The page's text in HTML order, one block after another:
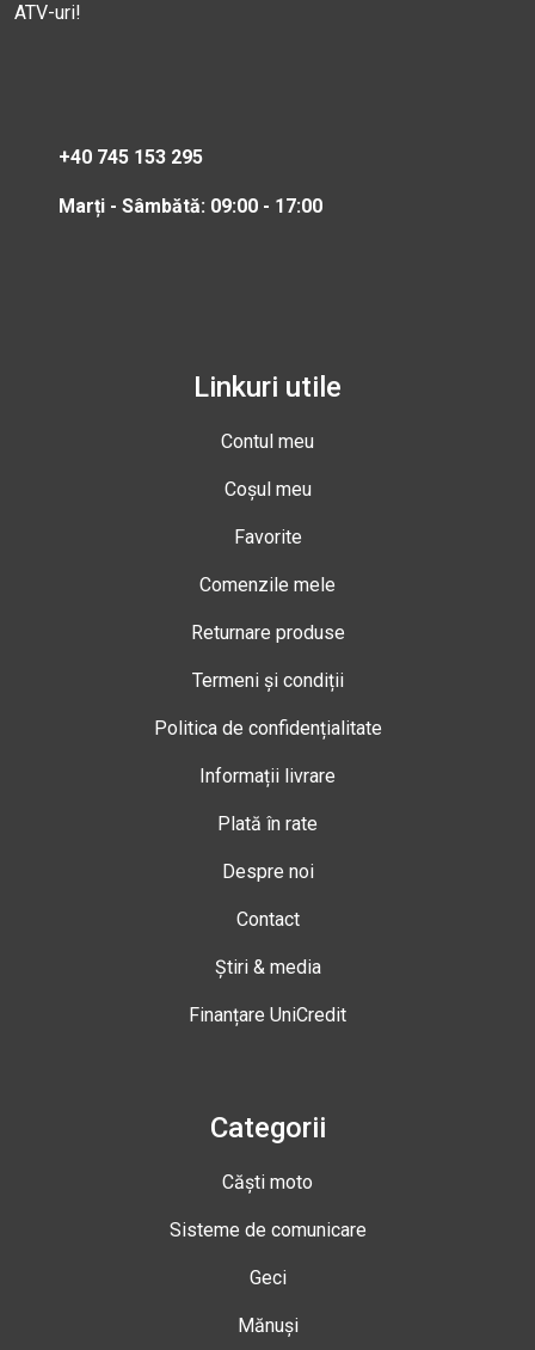
ATV-uri!
+40 745 153 295
Marți - Sâmbătă: 09:00 - 17:00
Linkuri utile
Contul meu
Coșul meu
Favorite
Comenzile mele
Returnare produse
Termeni și condiții
Politica de confidențialitate
Informații livrare
Plată în rate
Despre noi
Contact
Știri & media
Finanțare UniCredit
Categorii
Căști moto
Sisteme de comunicare
Geci
Mănuși